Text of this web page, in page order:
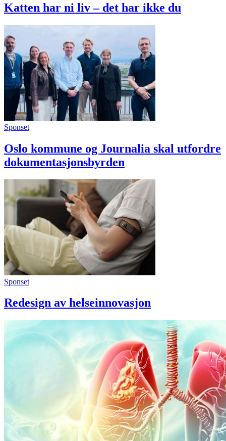
Katten har ni liv – det har ikke du
Sponset
Oslo kommune og Journalia skal utfordre
dokumentasjonsbyrden
Sponset
Redesign av helseinnovasjon